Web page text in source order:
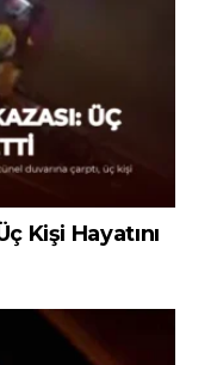
Kişi Hayatını